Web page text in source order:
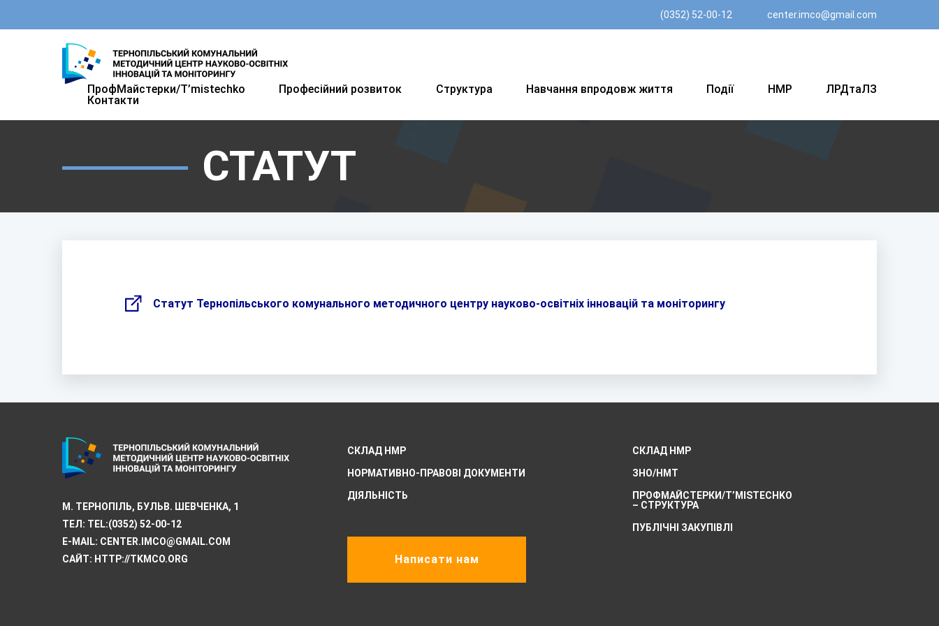
(0352) 52-00-12 center.imco@gmail.com
ПрофМайстерки/T’mistechkо Професійний розвиток Структура Навчання впродовж життя Події НМР
ЛРДтаЛЗ
Контакти
СТАТУТ
Статут Тернопільського комунального методичного центру науково-освітніх інновацій та моніторингу
М. ТЕРНОПІЛЬ, БУЛЬВ. ШЕВЧЕНКА, 1
ТЕЛ: TEL:(0352) 52-00-12
E-MAIL: CENTER.IMCO@GMAIL.COM
САЙТ: HTTP://TKMCО.ORG
СКЛАД НМР
НОРМАТИВНО-ПРАВОВІ ДОКУМЕНТИ
ДІЯЛЬНІСТЬ
Написати нам
СКЛАД НМР
ЗНО/НМТ
ПРОФМАЙСТЕРКИ/T’MISTECHKO
– CТРУКТУРА
ПУБЛІЧНІ ЗАКУПІВЛІ